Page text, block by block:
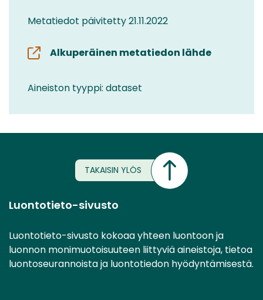
Metatiedot päivitetty 21.11.2022
Alkuperäinen metatiedon lähde
Aineiston tyyppi: dataset
TAKAISIN YLÖS
Luontotieto-sivusto
Luontotieto-sivusto kokoaa yhteen luontoon ja
luonnon monimuotoisuuteen liittyviä aineistoja, tietoa
luontoseurannoista ja luontotiedon hyödyntämisestä.